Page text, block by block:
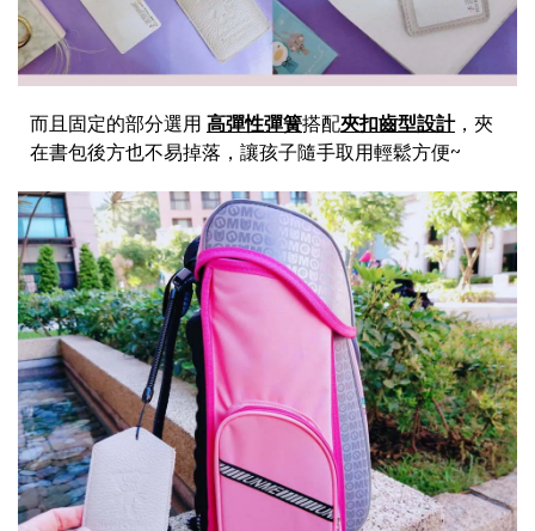
而且固定的部分選用 高彈性彈簧搭配夾扣齒型設計，夾
在書包後方也不易掉落，讓孩子隨手取用輕鬆方便~